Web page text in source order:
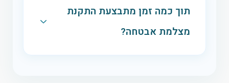
להוסיף אלמנטים נוספים של מערכות
אבטחה, אך מצלמה המותקנת על ידי מתקין
מקצועי בלוד או בכל מקום אחר יעילה מאוד
תוך כמה זמן מתבצעת התקנת
מצלמת אבטחה?